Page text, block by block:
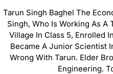
Tarun Singh Baghel The
Singh, Who Is Working As A
Village In Class 5, Enrolled
Became A Junior Scientist
Wrong With Tarun. Elder
Engineering.